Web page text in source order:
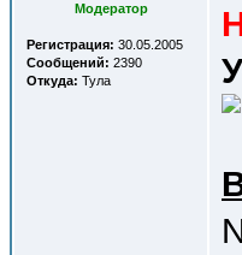
Модератор
Регистрация: 30.05.2005
Сообщений: 2390
Откуда: Тула